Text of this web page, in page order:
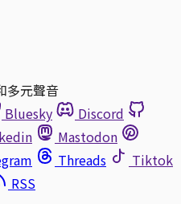
多元聲音
Bluesky
Discord
Mastodon
Threads
Tiktok
RSS